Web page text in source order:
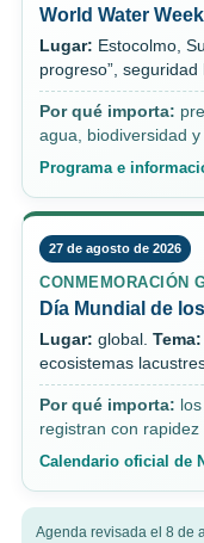
World Water
Lugar: Estocolmo,
progreso”,
Por qué importa:
agua, biodiversidad y
Programa e
27 de agosto de 2026
CONMEMORACIÓN
Día Mundial de
Lugar: global. Tema:
ecosistemas
Por qué importa:
registran con
Calendario oficial de
Agenda revisada el 8 de